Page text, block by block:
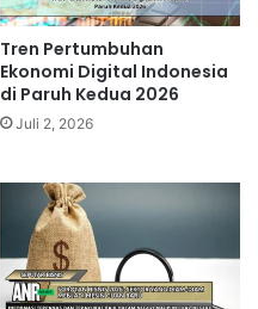
Tren Pertumbuhan
Ekonomi Digital Indonesia
di Paruh Kedua 2026
Juli 2, 2026